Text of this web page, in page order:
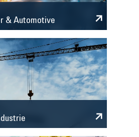
& Automotive